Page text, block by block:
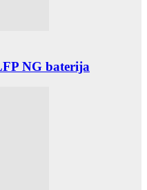
NG baterija